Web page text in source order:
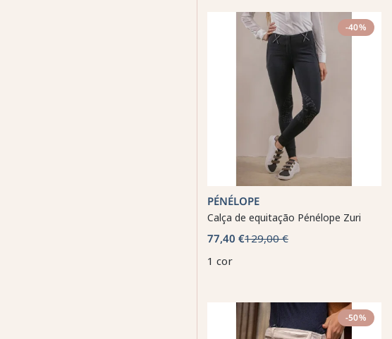
-40%
PÉNÉLOPE
Calça de equitação Pénélope Zuri
77,40 €129,00 €
1 cor
-50%